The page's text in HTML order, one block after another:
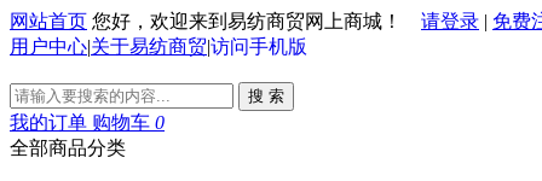
网站首页 您好，欢迎来到易纺商贸网上商城！ 请登录 | 免费
用户中心|关于易纺商贸|访问手机版
搜 索
我的订单 购物车 0
全部商品分类